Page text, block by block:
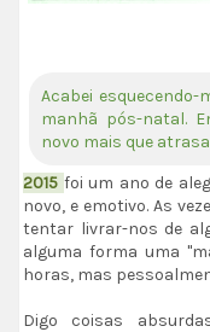
Acabei esquecendo-
manhã pós-natal.
novo mais que
2015 foi um ano de
novo, e emotivo. As
tentar livrar-nos de
alguma forma uma
horas, mas
Digo coisas